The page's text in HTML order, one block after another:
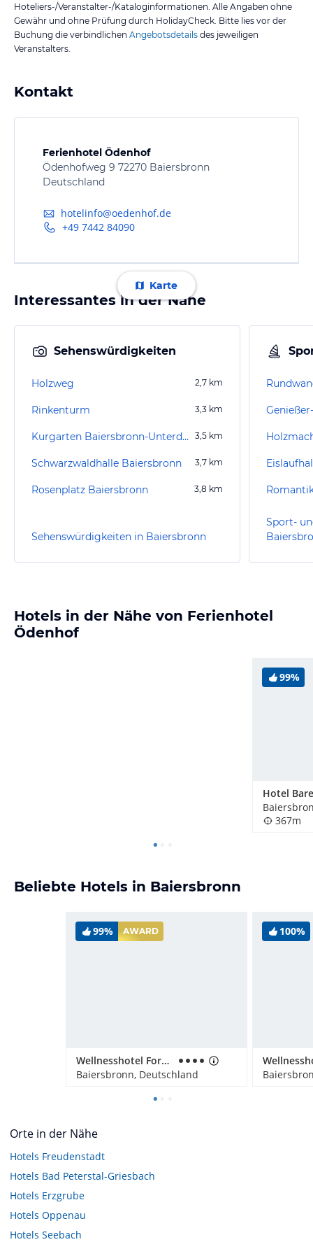
Hoteliers-/Veranstalter-/Kataloginformationen. Alle Angaben ohne
Gewähr und ohne Prüfung durch HolidayCheck. Bitte lies vor der
Buchung die verbindlichen Angebotsdetails des jeweiligen
Veranstalters.
Kontakt
Ferienhotel Ödenhof
Ödenhofweg 9 72270 Baiersbronn
Deutschland
hotelinfo@oedenhof.de
+49 7442 84090
Karte
Interessantes in der Nähe
Sehenswürdigkeiten
Holzweg 2,7 km
Rinkenturm 3,3 km
Kurgarten Baiersbronn-Unterdorf 3,5 km
Schwarzwaldhalle Baiersbronn 3,7 km
Rosenplatz Baiersbronn 3,8 km
Sehenswürdigkeiten in Baiersbronn
Sport-
Hotels in der Nähe von Ferienhotel
Ödenhof
99%
Hotel
367m
Beliebte Hotels in Baiersbronn
99% AWARD
Wellnesshotel Forsthaus Auerhahn
Baiersbronn, Deutschland
100%
Orte in der Nähe
Hotels Freudenstadt
Hotels Bad Peterstal-Griesbach
Hotels Erzgrube
Hotels Oppenau
Hotels Seebach